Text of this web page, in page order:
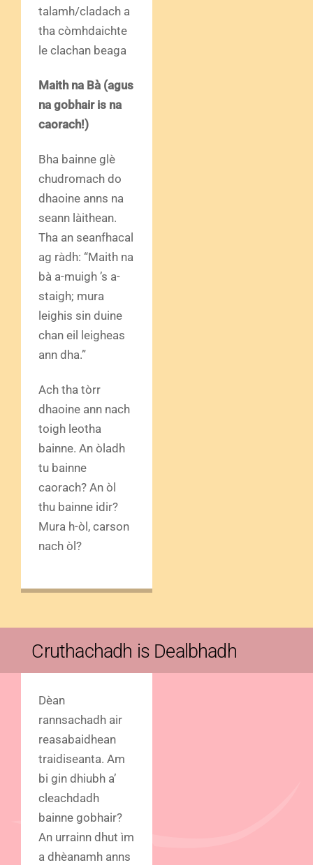
talamh/cladach a
tha còmhdaichte
le clachan beaga
Maith na Bà (agus
na gobhair is na
caorach!)
Bha bainne glè
chudromach do
dhaoine anns na
seann làithean.
Tha an seanfhacal
ag ràdh: “Maith na
bà a-muigh ’s a-
staigh; mura
leighis sin duine
chan eil leigheas
ann dha.”
Ach tha tòrr
dhaoine ann nach
toigh leotha
bainne. An òladh
tu bainne
caorach? An òl
thu bainne idir?
Mura h-òl, carson
nach òl?
Cruthachadh is Dealbhadh
Dèan
rannsachadh air
reasabaidhean
traidiseanta. Am
bi gin dhiubh a’
cleachdadh
bainne gobhair?
An urrainn dhut ìm
a dhèanamh anns